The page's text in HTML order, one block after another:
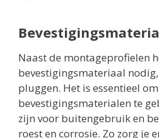
Naast de montageprofielen
bevestigingsmateriaal nodig,
pluggen. Het is essentieel
bevestigingsmaterialen te
zijn voor buitengebruik en
roest en corrosie. Zo zorg je